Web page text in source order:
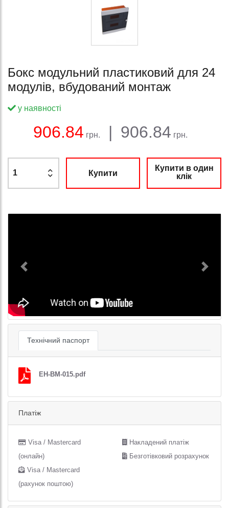
Бокс модульний пластиковий для 24
модулів, вбудований монтаж
Баланс:
у наявності
906.84 грн. | 906.84 грн.
Купити
Купити в один
клік
Previous Next
Технічний паспорт
EH-BM-015.pdf
Платіж
Visa / Mastercard
(онлайн)
Visa / Mastercard
(рахунок поштою)
Накладений платіж
Безготівковий розрахунок